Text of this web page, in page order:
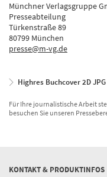
Münchner Verlagsgruppe
Presseabteilung
Türkenstraße 89
80799 München
presse@m-vg.de
Highres Buchcover 2D JPG
Für Ihre journalistische Arbeit
besuchen Sie unseren
KONTAKT & PRODUKTINFOS